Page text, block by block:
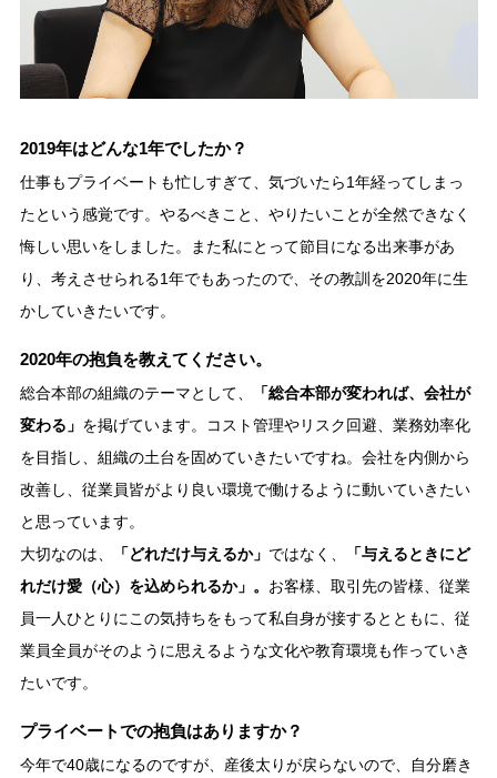
2019年はどんな1年でしたか？
仕事もプライベートも忙しすぎて、気づいたら1年経ってしまっ
たという感覚です。やるべきこと、やりたいことが全然できなく
悔しい思いをしました。また私にとって節目になる出来事があ
り、考えさせられる1年でもあったので、その教訓を2020年に生
かしていきたいです。
2020年の抱負を教えてください。
総合本部の組織のテーマとして、
「総合本部が変われば、会社が
変わる」 を掲げています。コスト管理やリスク回避、業務効率化
を目指し、組織の土台を固めていきたいですね。会社を内側から
改善し、従業員皆がより良い環境で働けるように動いていきたい
と思っています。
大切なのは、
「どれだけ与えるか」 ではなく、
「与えるときにど
れだけ愛（心）を込められるか」。 お客様、取引先の皆様、従業
員一人ひとりにこの気持ちをもって私自身が接するとともに、従
業員全員がそのように思えるような文化や教育環境も作っていき
たいです。
プライベートでの抱負はありますか？
今年で40歳になるのですが、産後太りが戻らないので、自分磨き